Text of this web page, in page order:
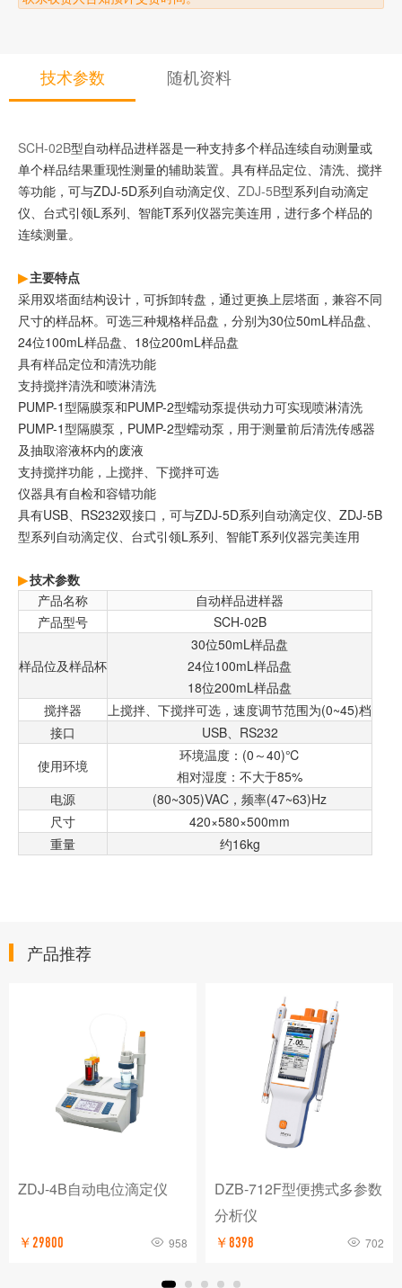
技术参数 随机资料
SCH-02B型自动样品进样器是一种支持多个样品连续自动测量或
单个样品结果重现性测量的辅助装置。具有样品定位、清洗、搅拌
等功能， 可与ZDJ-5D系列自动滴定仪、 ZDJ-5B型系列自动滴定
仪、台式引领L系列、智能T系列仪器完美连用 ，进行多个样品的
连续测量。
主要特点
采用双塔面结构设计，可拆卸转盘，通过更换上层塔面，兼容不同
尺寸的样品杯。可选三种规格样品盘，分别为30位50mL样品盘、
24位100mL样品盘、18位200mL样品盘
具有样品定位和清洗功能
支持搅拌清洗和喷淋清洗
PUMP-1型隔膜泵和PUMP-2型蠕动泵提供动力可实现喷淋清洗
PUMP-1型隔膜泵，PUMP-2型蠕动泵，用于测量前后清洗传感器
及抽取溶液杯内的废液
支持搅拌功能，上搅拌、下搅拌可选
仪器具有自检和容错功能
具有USB、RS232双接口，可与ZDJ-5D系列自动滴定仪、ZDJ-5B
型系列自动滴定仪、台式引领L系列、智能T系列仪器完美连用
技术参数
产品名称
自动样品进样器
产品型号
SCH-02B
样品位及样品杯
30位50mL样品盘
24位100mL样品盘
18位200mL样品盘
搅拌器
上搅拌、下搅拌可选，速度调节范围为(0~45)档
接口
USB、RS232
使用环境
环境温度：(0～40)℃
相对湿度：不大于85%
电源
(80~305)VAC，频率(47~63)Hz
尺寸
420×580×500mm
重量
约16kg
产品推荐
ZDJ-4B自动电位滴定仪
￥29800 958
DZB-712F型便携式多参数
分析仪
￥8398 702